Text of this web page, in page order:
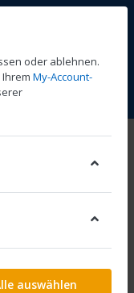
oder ablehnen.
My-Account-
auswählen